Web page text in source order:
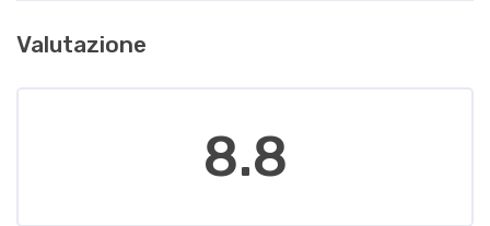
Valutazione
8.8